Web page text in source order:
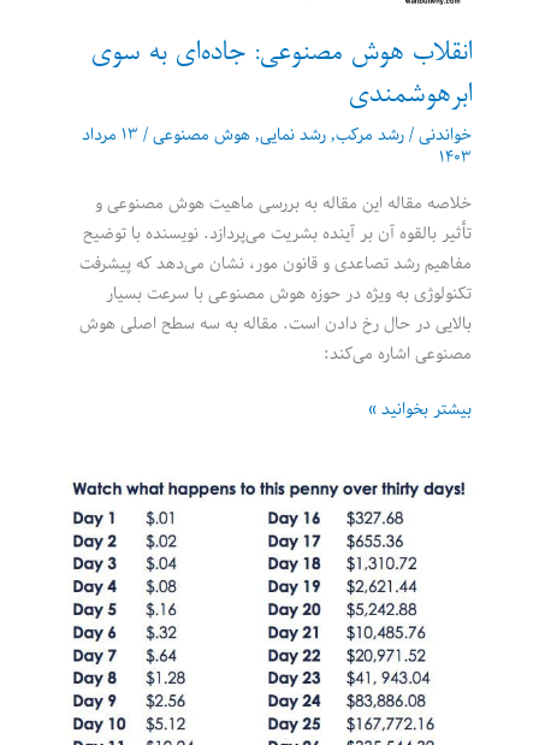
انقلاب هوش مصنوعی: جاده‌ای به سوی
ابرهوشمندی
خواندنی/رشد مرکب,رشد نمایی,هوش مصنوعی/ ۱۳ مرداد
۱۴۰۳
خلاصه مقاله این مقاله به بررسی ماهیت هوش مصنوعی و
تأثیر بالقوه آن بر آینده بشریت می‌پردازد. نویسنده با توضیح
مفاهیم رشد تصاعدی و قانون مور، نشان می‌دهد که پیشرفت
تکنولوژی به ویژه در حوزه هوش مصنوعی با سرعت بسیار
بالایی در حال رخ دادن است. مقاله به سه سطح اصلی هوش
مصنوعی اشاره می‌کند:
انقلاب
جاده‌ای
ابرهوشمندی
بیشتر بخوانید »